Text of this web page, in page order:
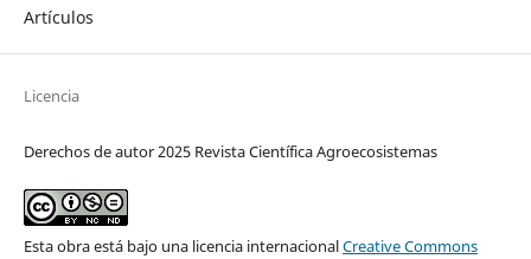
Artículos
Licencia
Derechos de autor 2025 Revista Científica Agroecosistemas
Esta obra está bajo una licencia internacionalCreative Commons